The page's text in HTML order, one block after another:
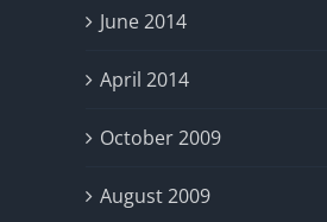
June 2014
April 2014
October 2009
August 2009